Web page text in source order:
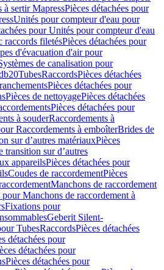
à sertir MapressPièces détachées pour
Unités pour compteur d'eau pour
pour Unités pour compteur d'eau
raccords filetésPièces détachées pour
d'évacuation d'air pour
de canalisation pour
TubesRaccordsPièces détachées
Pièces détachées pour
Pièces de nettoyagePièces détachées
Pièces détachées pour
à souderRaccordements à
Raccordements à emboîterBrides de
sur d’autres matériauxPièces
transition sur d’autres
appareilsPièces détachées pour
Coudes de raccordementPièces
Manchons de raccordement
pour Manchons de raccordement à
Fixations pour
Geberit Silent-
TubesRaccordsPièces détachées
détachées pour
détachées pour
Pièces détachées pour